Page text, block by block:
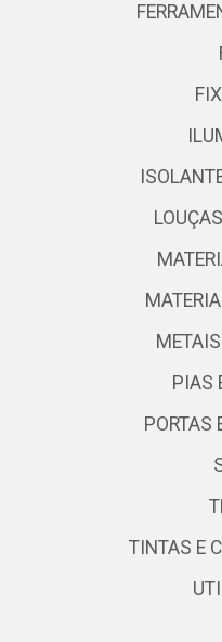
PIAS
PORTAS
TINTAS E